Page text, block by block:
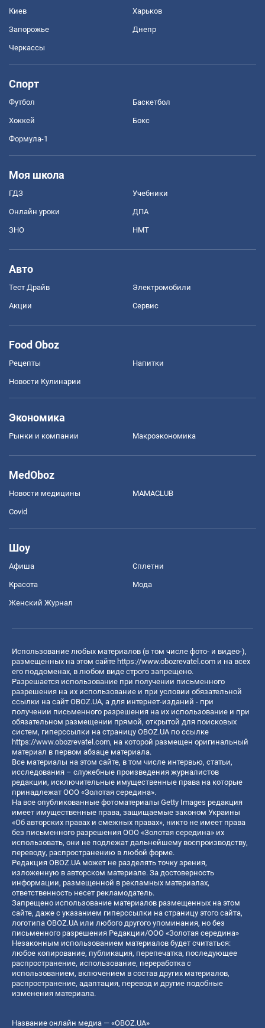
Киев Харьков
Запорожье Днепр
Черкассы
Спорт
Футбол Баскетбол
Хоккей Бокс
Формула-1
Моя школа
ГДЗ Учебники
Онлайн уроки ДПА
ЗНО НМТ
Авто
Тест Драйв Электромобили
Акции Сервис
Food Oboz
Рецепты Напитки
Новости Кулинарии
Экономика
Рынки и компании Mакроэкономика
MedOboz
Новости медицины MAMACLUB
Covid
Шоу
Афиша Сплетни
Красота Мода
Женский Журнал
Использование любых материалов (в том числе фото- и видео-),
размещенных на этом сайте https://www.obozrevatel.com и на всех
его поддоменах, в любом виде строго запрещено.
Разрешается использование при получении письменного
разрешения на их использование и при условии обязательной
ссылки на сайт OBOZ.UA, а для интернет-изданий - при
получении письменного разрешения на их использование и при
обязательном размещении прямой, открытой для поисковых
систем, гиперссылки на страницу OBOZ.UA по ссылке
https://www.obozrevatel.com, на которой размещен оригинальный
материал в первом абзаце материала.
Все материалы на этом сайте, в том числе интервью, статьи,
исследования – служебные произведения журналистов
редакции, исключительные имущественные права на которые
принадлежат ООО «Золотая середина».
На все опубликованные фотоматериалы Getty Images редакция
имеет имущественные права, защищаемые законом Украины
«Об авторских правах и смежных правах», никто не имеет права
без письменного разрешения ООО «Золотая середина» их
использовать, они не подлежат дальнейшему воспроизводству,
переводу, распространению в любой форме.
Редакция OBOZ.UA может не разделять точку зрения,
изложенную в авторском материале. За достоверность
информации, размещенной в рекламных материалах,
ответственность несет рекламодатель.
Запрещено использование материалов размещенных на этом
сайте, даже с указанием гиперссылки на страницу этого сайта,
логотипа OBOZ.UA или любого другого упоминания, но без
письменного разрешения Редакции/ООО «Золотая середина»
Незаконным использованием материалов будет считаться:
любое копирование, публикация, перепечатка, последующее
распространение, использование, переработка с
использованием, включением в состав других материалов,
распространение, адаптация, перевод и другие подобные
изменения материала.
Название онлайн медиа — «OBOZ.UA»